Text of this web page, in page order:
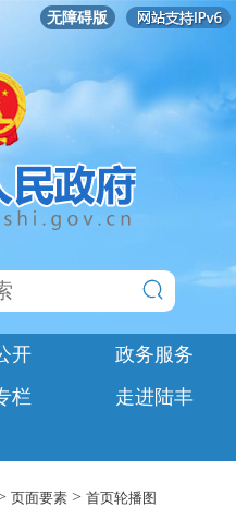
无障碍版
开
政务服务
栏
走进陆丰
页面要素> 首页轮播图